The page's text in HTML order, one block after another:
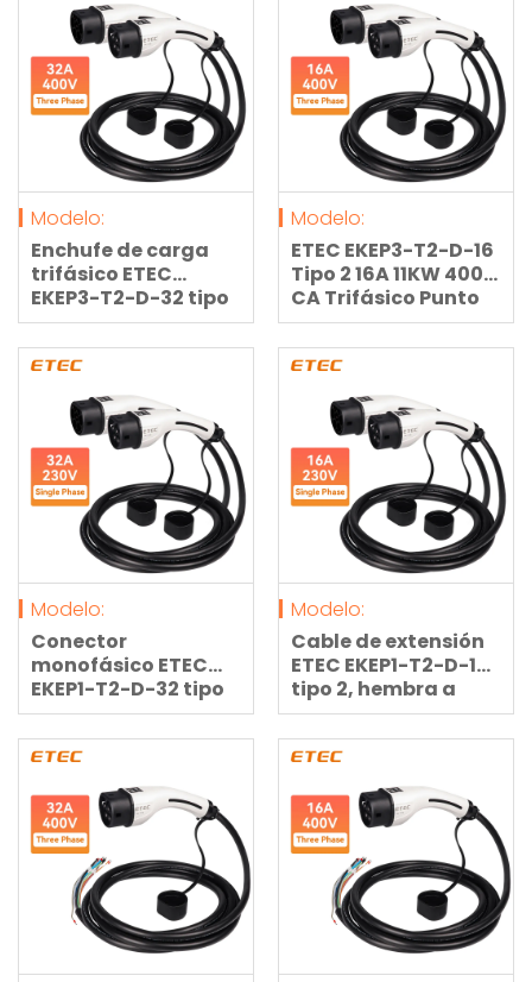
Modelo:
Enchufe de carga
trifásico ETEC
EKEP3-T2-D-32 tipo
2 a tipo 2, 32 A, 22
kW, 400 V, modo 3,
con cable de
extensión de 5
metros.
Modelo:
ETEC EKEP3-T2-D-16
Tipo 2 16A 11KW 400V
CA Trifásico Punto
de Carga para
Vehículos Eléctricos
con Enchufe Final
para Vehículo con
Cable de 5 Metros
Modelo:
Conector
monofásico ETEC
EKEP1-T2-D-32 tipo
2, 32 A, 7,3 kW, 230 V,
con cable de
extensión hembra a
macho de 5 metros.
Modelo:
Cable de extensión
ETEC EKEP1-T2-D-16
tipo 2, hembra a
macho, 16 A, 3,7 kW,
230 V, monofásico,
con conector y cable
de 5 metros.